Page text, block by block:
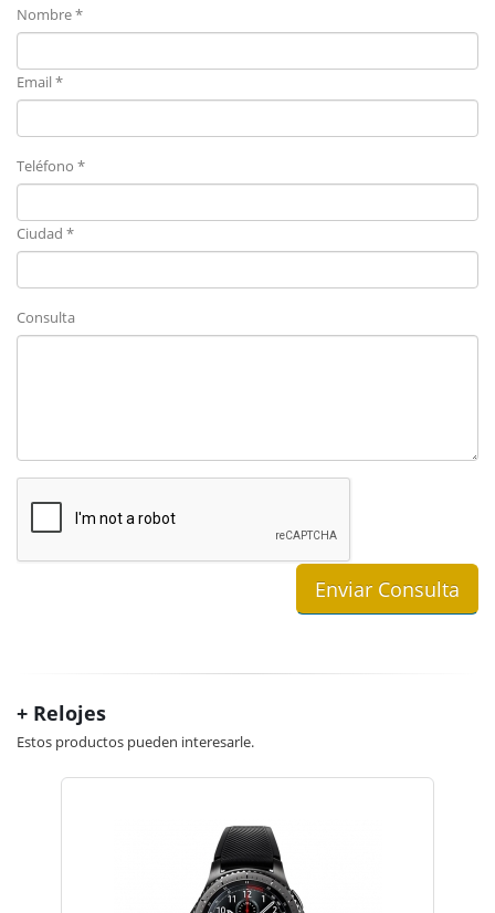
Nombre *
Email *
Teléfono *
Ciudad *
Consulta
+ Relojes
Estos productos pueden interesarle.